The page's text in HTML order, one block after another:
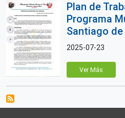
Plan de
Programa
Santiago
2025-07-23
Ver Más